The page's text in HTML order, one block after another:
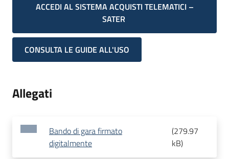
ACCEDI AL SISTEMA ACQUISTI TELEMATICI –
SATER
CONSULTA LE GUIDE ALL'USO
Allegati
Bando di gara firmato
digitalmente
(279.97
kB)